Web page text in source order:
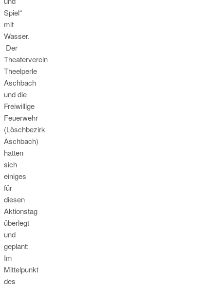
Spiel“
mit
Wasser.
Der
Theaterverein
Theelperle
Aschbach
und die
Freiwillige
Feuerwehr
(Löschbezirk
Aschbach)
hatten
sich
einiges
für
diesen
Aktionstag
überlegt
und
geplant:
Im
Mittelpunkt
des